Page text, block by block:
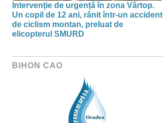
Intervenție de urgență în zona Vârtop.
Un copil de 12 ani, rănit într-un accident
de ciclism montan, preluat de
elicopterul SMURD
BIHON CAO